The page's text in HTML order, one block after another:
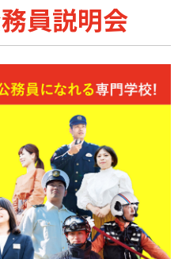
員説明会